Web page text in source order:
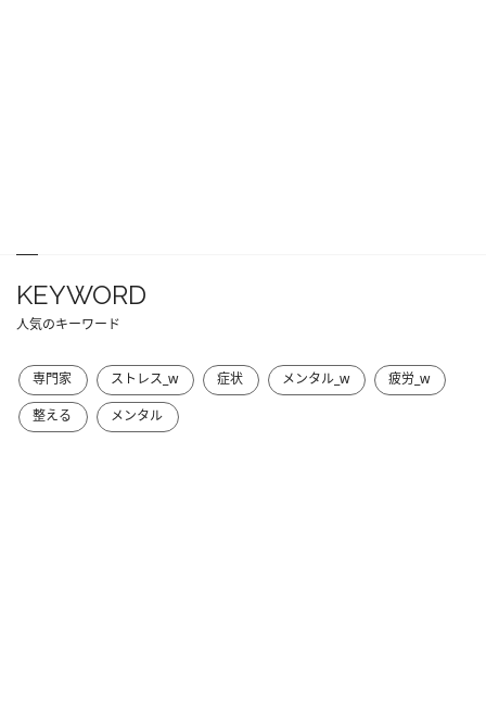
KEYWORD
人気のキーワード
専門家 ストレス_w 症状 メンタル_w
疲労_w
整える
メンタル